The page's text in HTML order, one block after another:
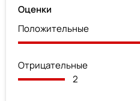
Оценки
Положительные
Отрицательные
2